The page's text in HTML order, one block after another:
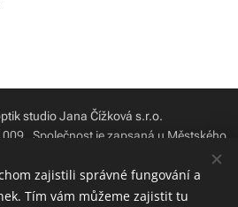
studio Jana Čížková s.r.o.
. Společnost je zapsaná u Městského
/ PORADENSTVÍ / PÉČE O VAŠE OČI
zajistili správné fungování a
Tím vám můžeme zajistit tu